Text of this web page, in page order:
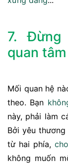
7.
quan
Mối quan hệ
theo. Bạn
này, phải làm
Bởi yêu
từ hai phía,
không muốn